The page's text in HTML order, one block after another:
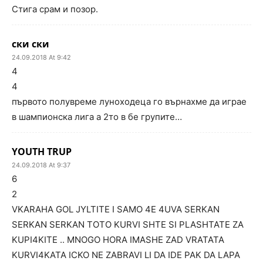
Стига срам и позор.
ски ски
24.09.2018 At 9:42
4
4
първото полувреме луноходеца го върнахме да играе
в шампионска лига а 2то в бе групите…
YOUTH TRUP
24.09.2018 At 9:37
6
2
VKARAHA GOL JYLTITE I SAMO 4E 4UVA SERKAN
SERKAN SERKAN TOTO KURVI SHTE SI PLASHTATE ZA
KUPI4KITE .. MNOGO HORA IMASHE ZAD VRATATA
KURVI4KATA ICKO NE ZABRAVI LI DA IDE PAK DA LAPA